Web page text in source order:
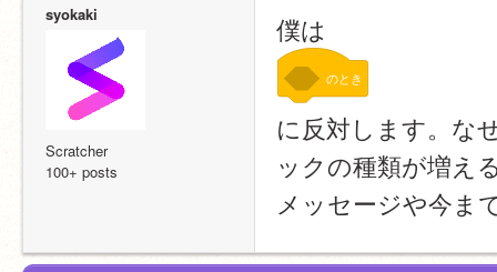
syokaki
Scratcher
100+ posts
僕は
のとき
に反対します。な
ックの種類が増え
メッセージや今ま